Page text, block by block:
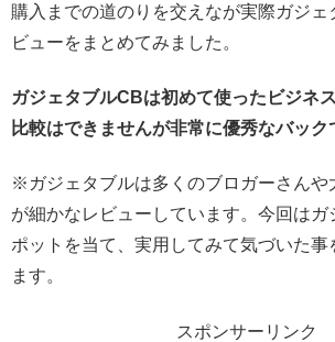
購入までの道のりを交えなが実際ガジェ
ビューをまとめてみました。
ガジェタブルCBは初めて使ったビジネ
比較はできませんが非常に優秀なバック
※ガジェタブルは多くのブロガーさんや
が細かなレビューしています。今回はガ
ポットを当て、実用してみて気づいた事
ます。
スポンサーリンク